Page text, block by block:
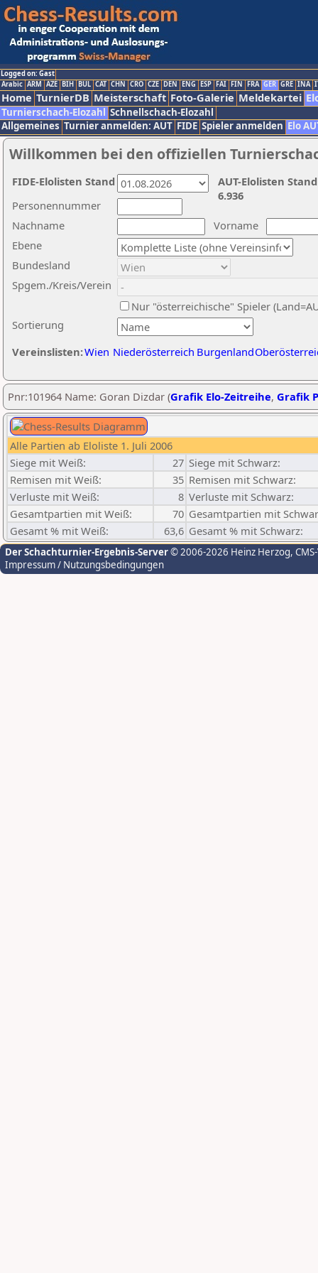
Logged on: Gast
Arabic ARM AZE BIH BUL CAT CHN CRO CZE DEN ENG ESP FAI FIN FRA GER GRE INA
Home TurnierDB Meisterschaft Foto-Galerie Meldekartei
Turnierschach-Elozahl Schnellschach-Elozahl
Allgemeines Turnier anmelden: AUT FIDE Spieler anmelden Elo
Willkommen bei den offiziellen
Nachname
Vorname
Ebene
Sortierung
Personennummer
Bundesland
Spgem./Kreis/Verein
Nur "österreichische" Spieler
Vereinslisten:Wien Niederösterreich Burgenland
AUT-Elolisten
6.936
FIDE-Elolisten Stand
Pnr:101964 Name: Goran Dizdar (Grafik Elo-Zeitreihe, Grafik
Alle Partien ab Eloliste 1. Juli 2006
Siege mit Weiß:
27 Siege mit Schwarz:
Remisen mit Weiß:
35 Remisen mit Schwarz:
Verluste mit Weiß:
8 Verluste mit Schwarz:
Gesamtpartien mit Weiß:
70 Gesamtpartien mit
Gesamt % mit Weiß:
63,6 Gesamt % mit Schwarz:
Der Schachturnier-Ergebnis-Server© 2006-2026 Heinz Herzog,
Impressum / Nutzungsbedingungen